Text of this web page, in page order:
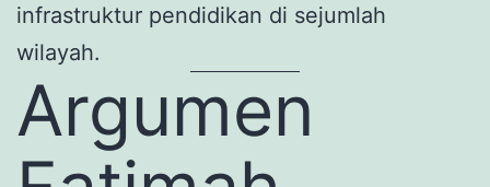
infrastruktur pendidikan di sejumlah
wilayah.
Argumen